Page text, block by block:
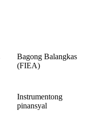
Bagong Balangkas
(FIEA)
Instrumentong
pinansyal